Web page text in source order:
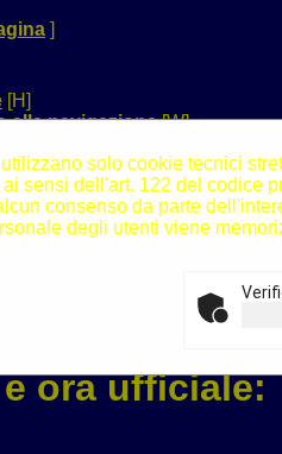
]
[H]
alla navigazione[W]
di dimensione standard
di dimensione grande[B]
di dimensione molto
grafica[G]
solo testo
in alto contrasto e solo
pagina
ora ufficiale:
utilizzano solo cookie tecnici
sensi dell'art. 122 del codice
consenso da parte
degli utenti viene